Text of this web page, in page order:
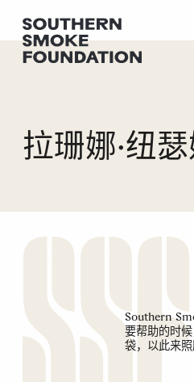
拉珊娜·纽
Southern
要帮助的时
袋，以此来照